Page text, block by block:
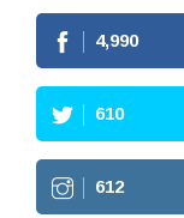
4,990
610
612